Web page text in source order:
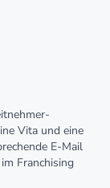
Vita und eine
E-Mail
Franchising